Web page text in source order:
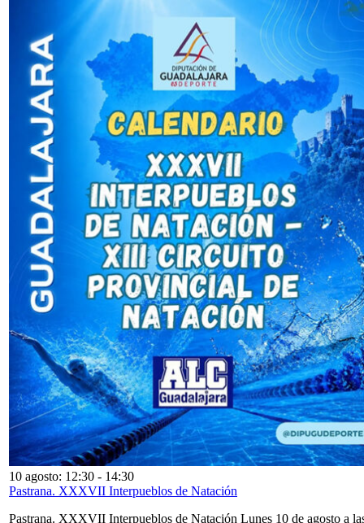
10 agosto: 12:30 - 14:30
Pastrana. XXXVII Interpueblos de Natación
Pastrana. XXXVII Interpueblos de Natación Lunes 10 de agosto a